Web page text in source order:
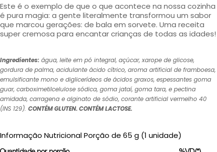
Este é o exemplo de que o que acontece na nossa cozinha
é pura magia: a gente literalmente transformou um sabor
que marcou gerações: de bala em sorvete. Uma receita
super cremosa para encantar crianças de todas as idades!
Ingredientes: água, leite em pó integral, açúcar, xarope de glicose,
gordura de palma, acidulante ácido cítrico, aroma artificial de framboesa,
emulsificante mono e diglicerídeos de ácidos graxos, espessantes goma
guar, carboximetilcelulose sódica, goma jataí, goma tara, e pectina
amidada, carragena e alginato de sódio, corante artificial vermelho 40
(INS 129). CONTÉM GLUTEN. CONTÉM LACTOSE.
Informação Nutricional Porção de 65 g (1 unidade)